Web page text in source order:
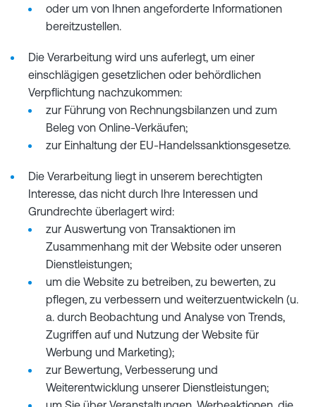
oder um von Ihnen angeforderte Informationen
bereitzustellen.
Die Verarbeitung wird uns auferlegt, um einer
einschlägigen gesetzlichen oder behördlichen
Verpflichtung nachzukommen:
zur Führung von Rechnungsbilanzen und zum
Beleg von Online-Verkäufen;
zur Einhaltung der EU-Handelssanktionsgesetze.
Die Verarbeitung liegt in unserem berechtigten
Interesse, das nicht durch Ihre Interessen und
Grundrechte überlagert wird:
zur Auswertung von Transaktionen im
Zusammenhang mit der Website oder unseren
Dienstleistungen;
um die Website zu betreiben, zu bewerten, zu
pflegen, zu verbessern und weiterzuentwickeln (u.
a. durch Beobachtung und Analyse von Trends,
Zugriffen auf und Nutzung der Website für
Werbung und Marketing);
zur Bewertung, Verbesserung und
Weiterentwicklung unserer Dienstleistungen;